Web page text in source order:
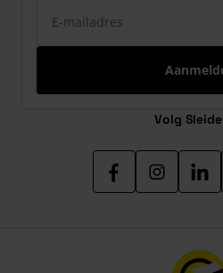
Volg